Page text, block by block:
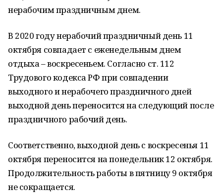
нерабочим праздничным днем.
В 2020 году нерабочий праздничный день 11
октября совпадает с еженедельным днем
отдыха – воскресеньем. Согласно ст. 112
Трудового кодекса РФ при совпадении
выходного и нерабочего праздничного дней
выходной день переносится на следующий после
праздничного рабочий день.
Соответственно, выходной день с воскресенья 11
октября переносится на понедельник 12 октября.
Продолжительность работы в пятницу 9 октября
не сокращается.